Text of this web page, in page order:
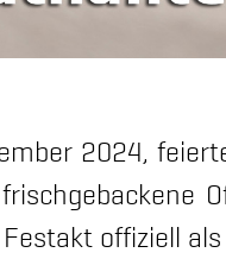
2024,
offiziell